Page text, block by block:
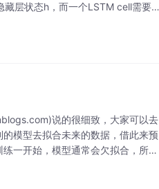
层状态h，而一个LSTM cell需要存
说的很细致，大家可以去
模型去拟合未来的数据，借此来预
一开始，模型通常会欠拟合，所以